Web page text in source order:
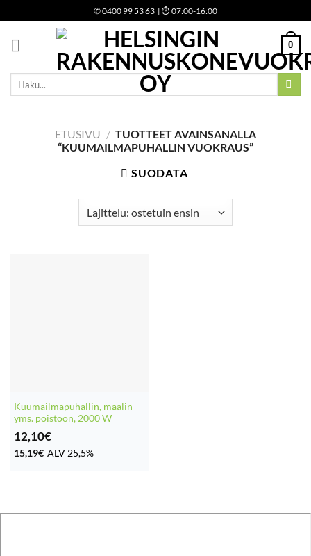
to
content
✆0400 99 53 63 | ⏱ 07:00-16:00
0
Etsi:
ETUSIVU / TUOTTEET AVAINSANALLA
“KUUMAILMAPUHALLIN VUOKRAUS”
SUODATA
Kuumailmapuhallin, maalin
yms. poistoon, 2000 W
12,10€
15,19€ ALV 25,5%